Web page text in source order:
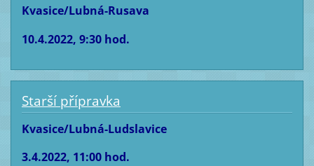
Kvasice/Lubná-Rusava
10.4.2022, 9:30 hod.
Starší přípravka
Kvasice/Lubná-Ludslavice
3.4.2022, 11:00 hod.